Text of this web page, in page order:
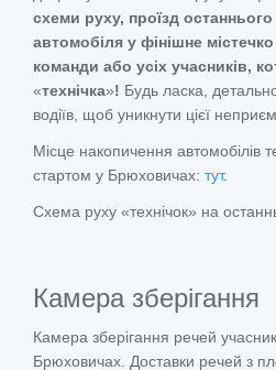
схеми руху, проїзд останнього
автомобіля у фінішне містечко
команди або усіх учасників,
«технічка»! Будь ласка,
водіїв, щоб уникнути цієї
Місце накопичення автомобілів
стартом у Брюховичах: тут.
Схема руху «технічок» на
Камера зберігання
Камера зберігання речей
Брюховичах. Доставки речей з